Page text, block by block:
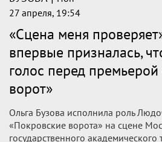
28 апреля, 14:53
«Унылое зрелище»:
«Покровским воротам»
Театральный критик Марина
телеведущую Ольгу Бузову
актрисой в спектакле «Покровские